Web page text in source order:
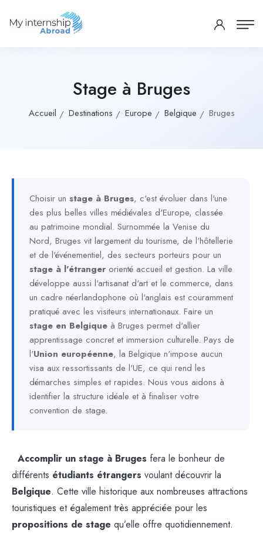
Stage à Bruges
Accueil Destinations Europe Belgique Bruges
Choisir un stage à Bruges, c'est évoluer dans l'une
des plus belles villes médiévales d'Europe, classée
au patrimoine mondial. Surnommée la Venise du
Nord, Bruges vit largement du tourisme, de l'hôtellerie
et de l'événementiel, des secteurs porteurs pour un
stage à l'étranger orienté accueil et gestion. La ville
développe aussi l'artisanat d'art et le commerce, dans
un cadre néerlandophone où l'anglais est couramment
pratiqué avec les visiteurs internationaux. Faire un
stage en Belgique à Bruges permet d'allier
apprentissage concret et immersion culturelle. Pays de
l'Union européenne, la Belgique n'impose aucun
visa aux ressortissants de l'UE, ce qui rend les
démarches simples et rapides. Nous vous aidons à
identifier la structure idéale et à finaliser votre
convention de stage.
Accomplir un stage à Bruges fera le bonheur de
différents étudiants étrangers voulant découvrir la
Belgique. Cette ville historique aux nombreuses attractions
touristiques et également très appréciée pour les
propositions de stage qu’elle offre quotidiennement.